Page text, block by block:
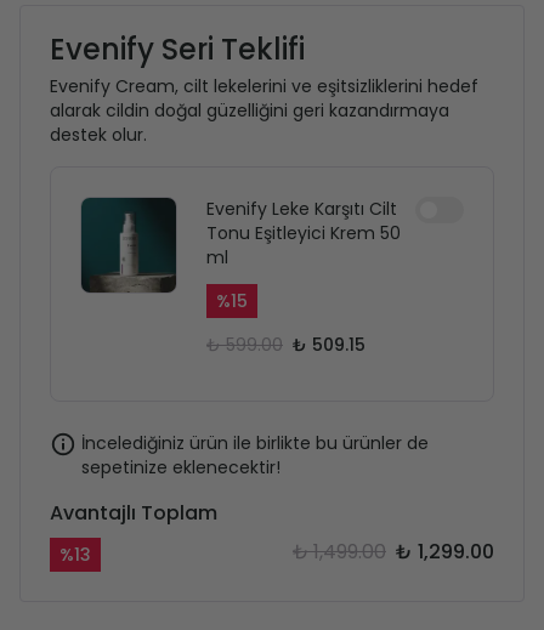
Evenify Seri Teklifi
Evenify Cream, cilt lekelerini ve eşitsizliklerini hedef
alarak cildin doğal güzelliğini geri kazandırmaya
destek olur.
Evenify Leke Karşıtı Cilt
Tonu Eşitleyici Krem 50
ml
%15
₺ 599.00 ₺ 509.15
İncelediğiniz ürün ile birlikte bu ürünler de
sepetinize eklenecektir!
Avantajlı Toplam
%13 ₺ 1,499.00 ₺ 1,299.00